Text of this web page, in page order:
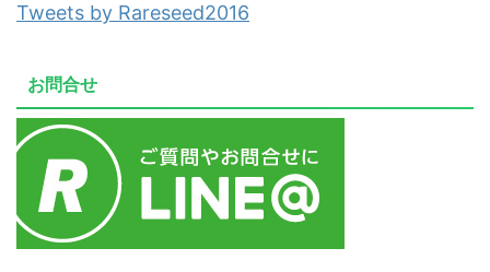
Tweets by Rareseed2016
お問合せ